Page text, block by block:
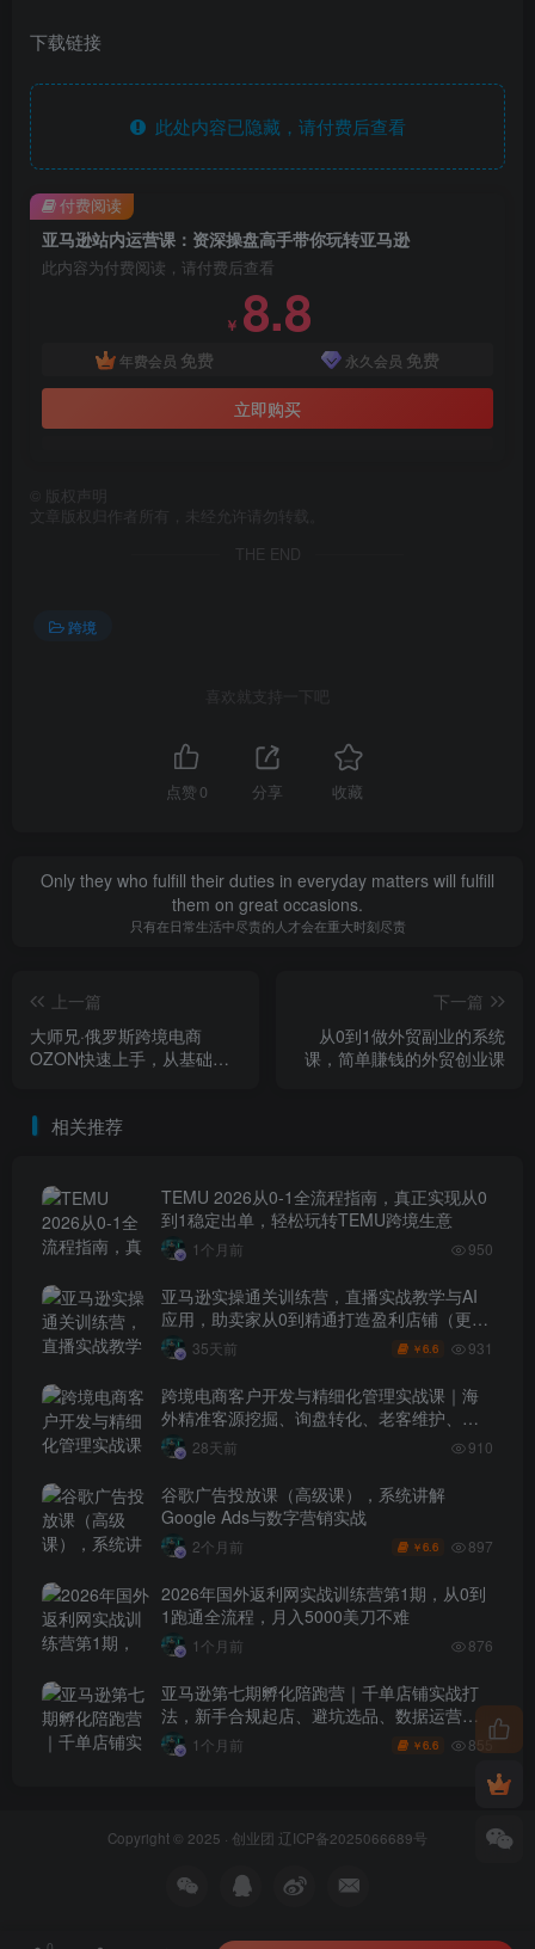
下载链接
此处内容已隐藏，请付费后查看
亚马逊站内运营课：资深操盘高手带你玩转亚马逊
此内容为付费阅读，请付费后查看
￥ 8.8
年费会员 免费 永久会员 免费
立即购买
付费阅读
版权声明
文章版权归作者所有，未经允许请勿转载。
THE END
跨境
喜欢就支持一下吧
点赞 0 分享 收藏
Only they who fulfill their duties in everyday matters will fulfill
them on great occasions.
只有在日常生活中尽责的人才会在重大时刻尽责
上一篇
大师兄·俄罗斯跨境电商
OZON快速上手，从基础到
下一篇
从0到1做外贸副业的系统
课，简单賺钱的外贸创业课
相关推荐
TEMU 2026从0-1全流程指南，真正实现从0
到1稳定出单，轻松玩转TEMU跨境生意
1个月前 950
亚马逊实操通关训练营，直播实战教学与AI
应用，助卖家从0到精通打造盈利店铺（更新
7月3日）
35天前 ￥6.6 931
跨境电商客户开发与精细化管理实战课｜海
外精准客源挖掘、询盘转化、老客维护、客
户分层全流程落地教程
28天前 910
谷歌广告投放课（高级课），系统讲解
Google Ads与数字营销实战
2个月前 ￥6.6 897
2026年国外返利网实战训练营第1期，从0到
1跑通全流程，月入5000美刀不难
1个月前 876
亚马逊第七期孵化陪跑营｜千单店铺实战打
法，新手合规起店、避坑选品、数据运营全
落地（更新0625）
1个月前 ￥6.6 855
Copyright © 2025 · 创业团 辽ICP备2025066689号